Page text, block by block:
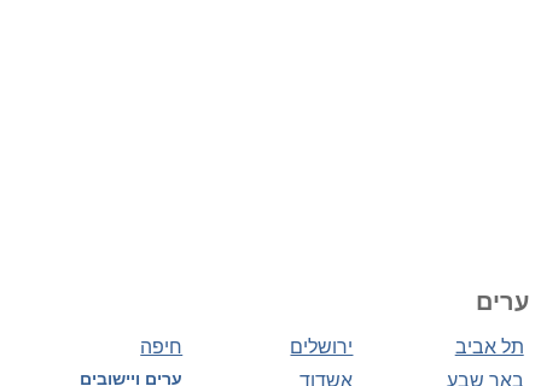
ערים
חיפה ירושלים תל אביב
ערים ויישובים
אשדוד באר שבע